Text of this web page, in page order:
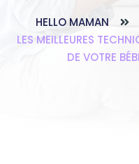
HELLO MAMAN
LES MEILLEURES
DE VOTRE